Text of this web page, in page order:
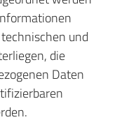
und
die
Daten